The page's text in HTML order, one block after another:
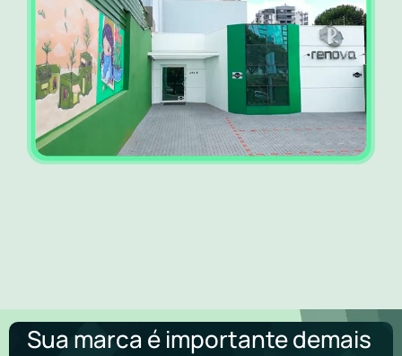
Sua marca é importante demais